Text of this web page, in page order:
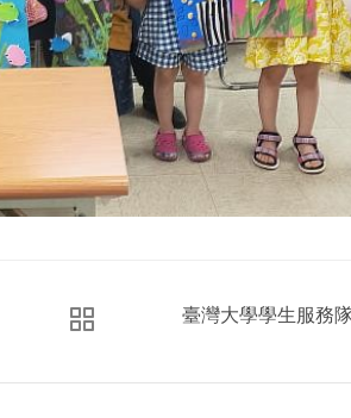
臺灣大學學生服務